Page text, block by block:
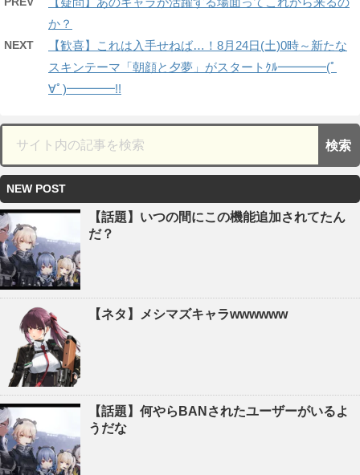
か？
NEXT
【歓喜】これは入手せねば…！8月24日(土)0時～新たな
スキンテーマ「朝顔と夕夢」がスタートｸﾙ━━━━(ﾟ
∀ﾟ)━━━━!!
NEW POST
【話題】いつの間にこの機能追加されてたん
だ？
【ネタ】メシマズキャラwwwwww
【話題】何やらBANされたユーザーがいるよ
うだな